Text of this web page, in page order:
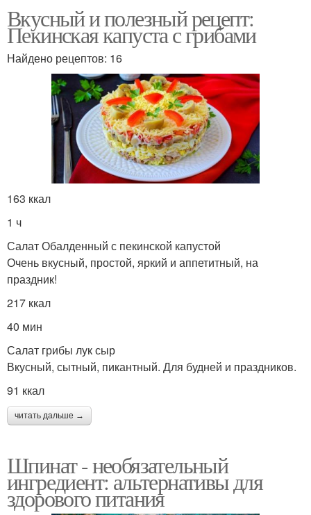
Вкусный и полезный рецепт:
Пекинская капуста с грибами
Найдено рецептов: 16
163 ккал
1 ч
Салат Обалденный с пекинской капустой
Очень вкусный, простой, яркий и аппетитный, на
праздник!
217 ккал
40 мин
Салат грибы лук сыр
Вкусный, сытный, пикантный. Для будней и праздников.
91 ккал
читать дальше →
Шпинат - необязательный
ингредиент: альтернативы для
здорового питания